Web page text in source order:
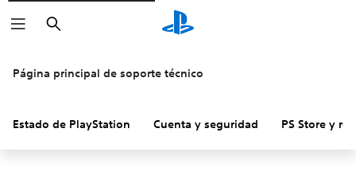
Buscar
Página principal de soporte técnico
Estado de PlayStation Cuenta y seguridad PS Store y